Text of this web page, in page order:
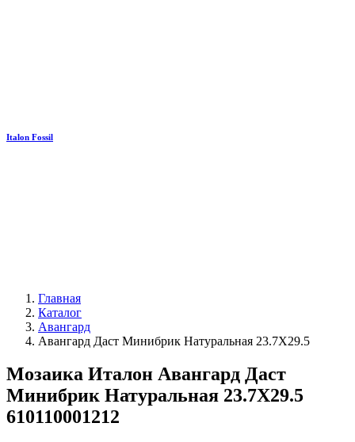
Italon Fossil
Главная
Каталог
Авангард
Авангард Даст Минибрик Натуральная 23.7Х29.5
Мозаика Италон Авангард Даст
Минибрик Натуральная 23.7Х29.5
610110001212